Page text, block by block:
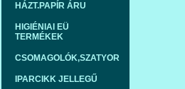
HÁZT.PAPÍR ÁRU
HIGIÉNIAI EÜ
TERMÉKEK
CSOMAGOLÓK,SZATYOR
IPARCIKK JELLEGŰ